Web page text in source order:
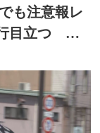
も注意報レ
目立つ 大